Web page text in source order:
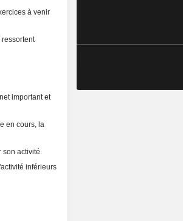
à venir
important et
en cours, la
son activité.
inférieurs